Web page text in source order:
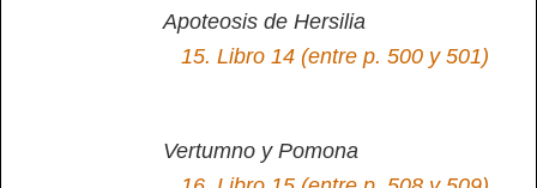
Apoteosis de Hersilia
15. Libro 14 (entre p. 500 y 501)
Vertumno y Pomona